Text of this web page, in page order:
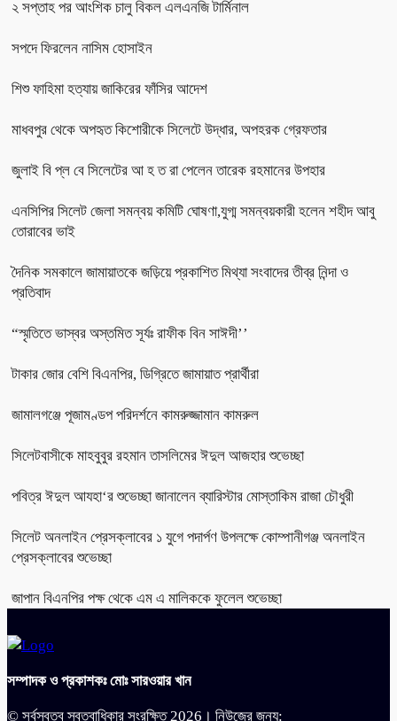
২ সপ্তাহ পর আংশিক চালু বিকল এলএনজি টার্মিনাল
সপদে ফিরলেন নাসিম হোসাইন
শিশু ফাহিমা হত্যায় জাকিরের ফাঁসির আদেশ
মাধবপুর থেকে অপহৃত কিশোরীকে সিলেটে উদ্ধার, অপহরক গ্রেফতার
জুলাই বি প্ল বে সিলেটের আ হ ত রা পেলেন তারেক রহমানের উপহার
এনসিপির সিলেট জেলা সমন্বয় কমিটি ঘোষণা,যুগ্ম সমন্বয়কারী হলেন শহীদ আবু
তোরাবের ভাই
দৈনিক সমকালে জামায়াতকে জড়িয়ে প্রকাশিত মিথ্যা সংবাদের তীব্র নিন্দা ও
প্রতিবাদ
“স্মৃতিতে ভাস্বর অস্তমিত সূর্যঃ রাফীক বিন সাঈদী’’
টাকার জোর বেশি বিএনপির, ডিগ্রিতে জামায়াত প্রার্থীরা
জামালগঞ্জে পূজামণ্ডপ পরিদর্শনে কামরুজ্জামান কামরুল
সিলেটবাসীকে মাহবুবুর রহমান তাসলিমের ঈদুল আজহার শুভেচ্ছা
পবিত্র ঈদুল আযহা‘র শুভেচ্ছা জানালেন ব্যারিস্টার মোস্তাকিম রাজা চৌধুরী
সিলেট অনলাইন প্রেসক্লাবের ১ যুগে পদার্পণ উপলক্ষে কোম্পানীগঞ্জ অনলাইন
প্রেসক্লাবের শুভেচ্ছা
জাপান বিএনপির পক্ষ থেকে এম এ মালিককে ফুলেল শুভেচ্ছা
সম্পাদক ও প্রকাশকঃ মোঃ সারওয়ার খান
© সর্বস্বত্ব স্বত্বাধিকার সংরক্ষিত 2026। নিউজের জন্য: